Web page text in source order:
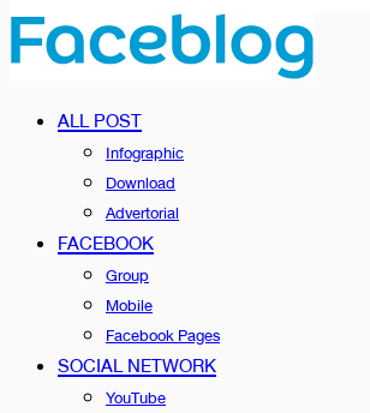
ALL POST
Infographic
Download
Advertorial
FACEBOOK
Group
Mobile
Facebook Pages
SOCIAL NETWORK
YouTube